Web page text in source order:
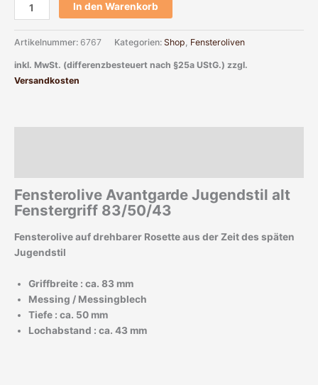
In den Warenkorb
Artikelnummer: 6767 Kategorien: Shop Fensteroliven
inkl. MwSt. (differenzbesteuert nach §25a UStG.) zzgl.
Versandkosten
Fensterolive Avantgarde Jugendstil alt
Fenstergriff 83/50/43
Fensterolive auf drehbarer Rosette aus der Zeit des späten
Jugendstil
Griffbreite : ca. 83 mm
Messing / Messingblech
Tiefe : ca. 50 mm
Lochabstand : ca. 43 mm